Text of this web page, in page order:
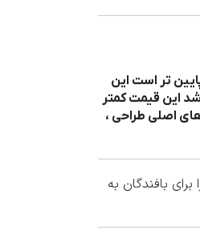
پرشین بافت این است که قیمت ما نسبت به تقریبا تمامی قیمت های موجود در بازار حداقل ۱۵ درصد پایین تر است این
این قیمت کمتر
اصلی طراحی ،
بافندگان به